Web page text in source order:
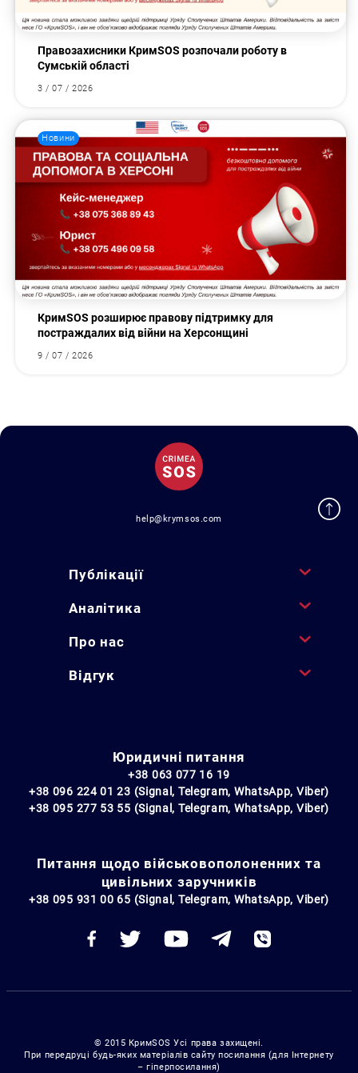
Правозахисники КримSOS розпочали роботу в
Сумській області
3 / 07 / 2026
Новини
КримSOS розширює правову підтримку для
постраждалих від війни на Херсонщині
9 / 07 / 2026
help@krymsos.com
Публікації
Аналітика
Про нас
Відгук
Юридичні питання
+38 063 077 16 19
+38 096 224 01 23 (Signal, Telegram, WhatsApp, Viber)
+38 095 277 53 55 (Signal, Telegram, WhatsApp, Viber)
Питання щодо військовополоненних та
цивільних заручників
+38 095 931 00 65 (Signal, Telegram, WhatsApp, Viber)
© 2015 КримSOS Усі права захищені.
При передруці будь-яких матеріалів сайту посилання (для Інтернету
– гіперпосилання)